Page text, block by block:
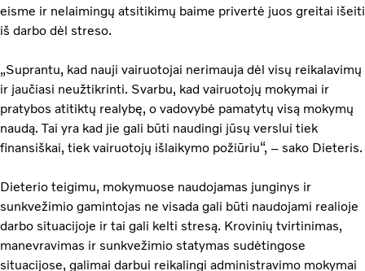
eisme ir nelaimingų atsitikimų baime privertė juos greitai išeiti
iš darbo dėl streso.
„Suprantu, kad nauji vairuotojai nerimauja dėl visų reikalavimų
ir jaučiasi neužtikrinti. Svarbu, kad vairuotojų mokymai ir
pratybos atitiktų realybę, o vadovybė pamatytų visą mokymų
naudą. Tai yra kad jie gali būti naudingi jūsų verslui tiek
finansiškai, tiek vairuotojų išlaikymo požiūriu“, – sako Dieteris.
Dieterio teigimu, mokymuose naudojamas junginys ir
sunkvežimio gamintojas ne visada gali būti naudojami realioje
darbo situacijoje ir tai gali kelti stresą. Krovinių tvirtinimas,
manevravimas ir sunkvežimio statymas sudėtingose
situacijose, galimai darbui reikalingi administravimo mokymai